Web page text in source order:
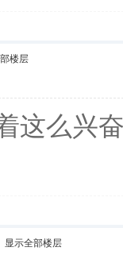
楼层
这么兴
显示全部楼层